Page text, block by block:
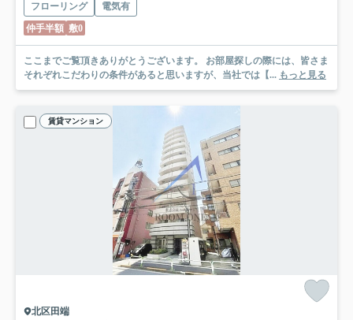
フローリング
電気有
仲手半額 敷0
ここまでご覧頂きありがとうございます。 お部屋探しの際には、皆さま
それぞれこだわりの条件があると思いますが、当社では【... もっと見る
賃貸マンション
北区田端